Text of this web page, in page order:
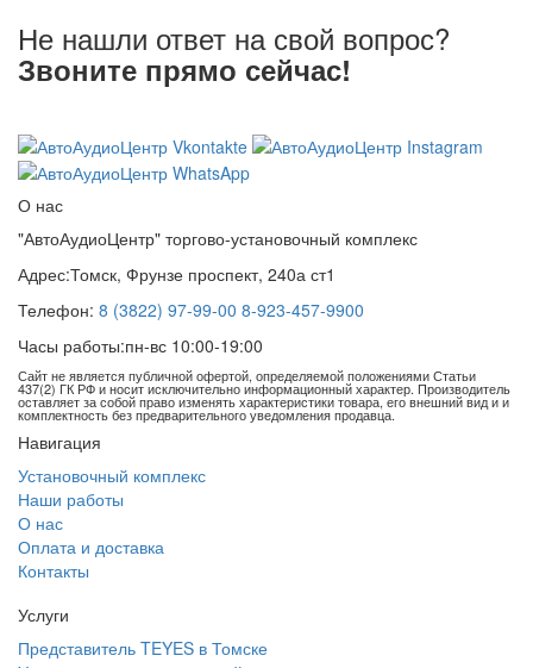
Не нашли ответ на свой вопрос?
Звоните прямо сейчас!
О нас
"АвтоАудиоЦентр" торгово-установочный комплекс
Адрес:Томск, Фрунзе проспект, 240а ст1
Телефон: 8 (3822) 97-99-00 8-923-457-9900
Часы работы:пн-вс 10:00-19:00
Сайт не является публичной офертой, определяемой положениями Статьи
437(2) ГК РФ и носит исключительно информационный характер. Производитель
оставляет за собой право изменять характеристики товара, его внешний вид и и
комплектность без предварительного уведомления продавца.
Навигация
Установочный комплекс
Наши работы
О нас
Оплата и доставка
Контакты
Услуги
Представитель TEYES в Томске